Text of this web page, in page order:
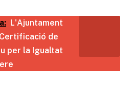
L'Ajuntament
de
per la Igualtat